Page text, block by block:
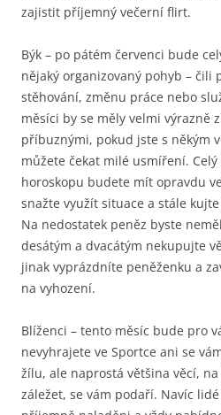
zajistit příjemný večerní flirt.
Býk – po pátém červenci bude
nějaký organizovaný pohyb – čili
stěhování, změnu práce nebo
měsíci by se měly velmi výrazně
příbuznými, pokud jste s někým
můžete čekat milé usmíření.
horoskopu budete mít opravdu
snažte využít situace a stále
Na nedostatek peněz byste
desátým a dvacátým nekupujte
jinak vyprázdníte peněženku a
na vyhození.
Blíženci – tento měsíc bude pro
nevyhrajete ve Sportce ani se
žílu, ale naprostá většina věcí,
záležet, se vám podaří. Navíc